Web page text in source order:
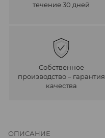
течение 30 дней
Собственное
производство – гарантия
качества
ОПИСАНИЕ